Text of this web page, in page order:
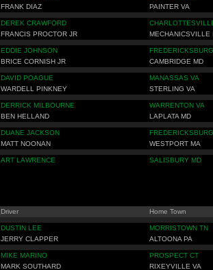
FRANK DIAZ PAINTER VA
DEREK CRAWFORD
FRANCIS PROCTOR JR MECHANICSVILLE
EDDIE JOHNSON
BRICE CORNISH JR CAMBRIDGE MD
DAVID POAGUE
MANASSAS VA
WARDELL PINKNEY STERLING VA
DERRICK MILBOURNE
WARRENTON VA
BEN HELLAND LAPLATA MD
DUANE JACKSON
MATT NOONAN WESTPORT MA
ART LAWRENCE
SALISBURY MD
Driver Home Town
DUSTIN LEE
MORRISTOWN TN
JERRY CLAPPER ALTOONA PA
MIKE MARINO
PROSPECT CT
MARK SOUTHARD RIXEYVILLE VA